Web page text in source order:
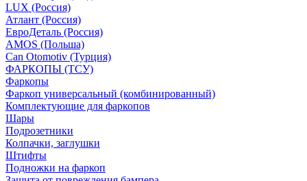
LUX (Россия)
Атлант (Россия)
ЕвроДеталь (Россия)
AMOS (Польша)
Can Otomotiv (Турция)
ФАРКОПЫ (ТСУ)
Фаркопы
Фаркоп универсальный (комбинированный)
Комплектующие для фаркопов
Шары
Подрозетники
Колпачки, заглушки
Штифты
Подножки на фаркоп